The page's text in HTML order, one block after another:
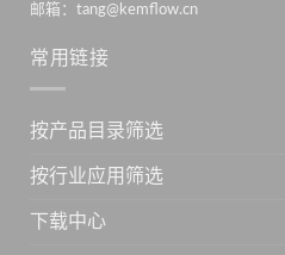
邮箱：tang@kemflow.cn
常用链接
按产品目录筛选
按行业应用筛选
下载中心